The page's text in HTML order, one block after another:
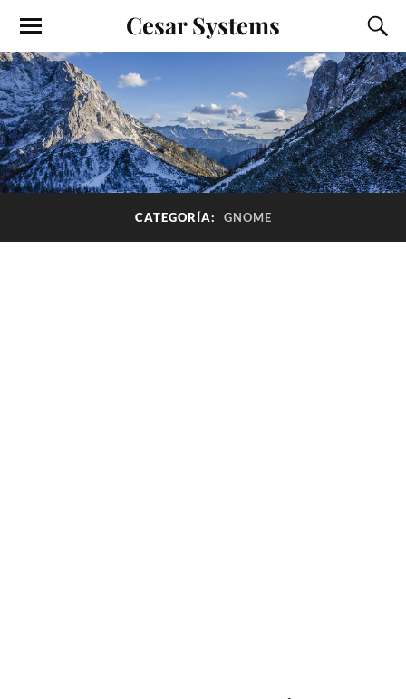
Cesar Systems
CATEGORÍA: GNOME